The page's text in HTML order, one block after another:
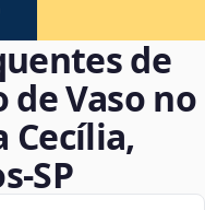
de
Vaso no
Cecília,